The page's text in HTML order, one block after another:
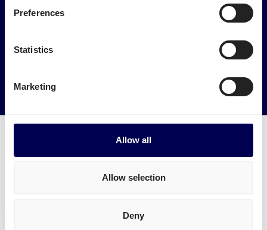
Preferences
Statistics
Marketing
Allow all
Allow selection
Deny
Laat je pakketten ophalen door vrachtwagens die anders
Verminder je CO2 uitstoot
Welke transportdiensten kan je
Beschikbare diensten voor NL-DE